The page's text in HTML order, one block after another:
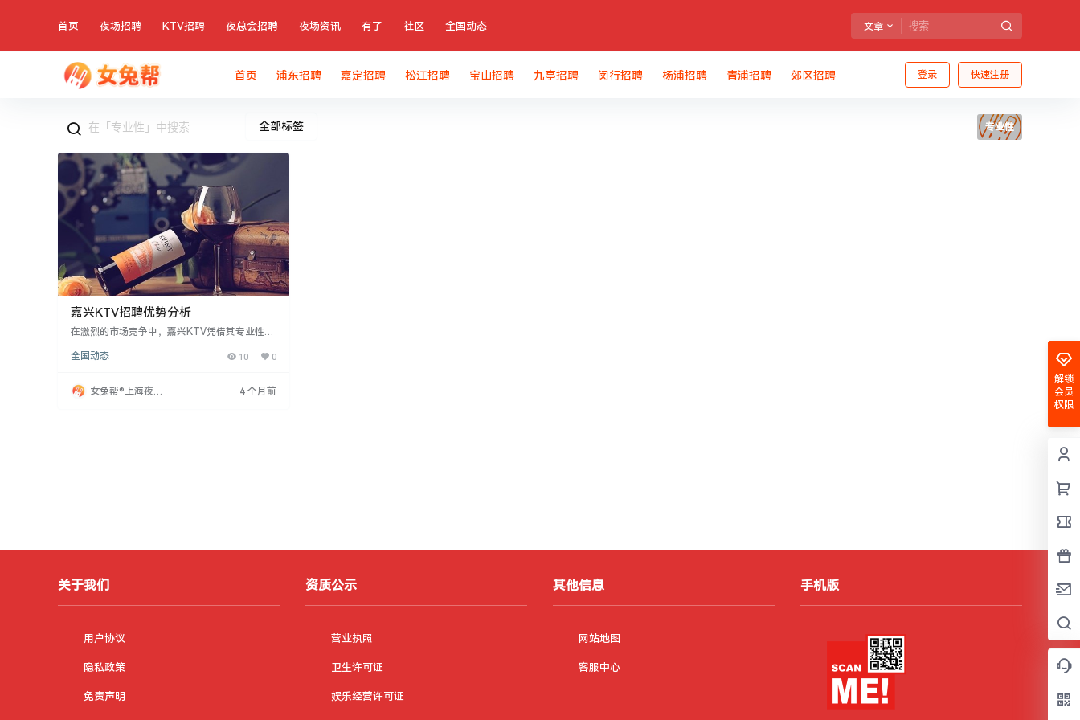
首页 夜场招聘 KTV招聘 夜总会招聘 夜场资讯 有了 社区 全国动态 文章
登录 快速注册
首页 浦东招聘 嘉定招聘 松江招聘 宝山招聘 九亭招聘 闵行招聘 杨浦招聘 青浦招聘 郊区招聘
全部标签 专业性
嘉兴KTV招聘优势分析
在激烈的市场竞争中，嘉兴KTV凭借其专业性脱
的服务体验。同时，站在消费者角度，注重提供
兴KTV还高度重视消费者隐私保护，采取措施确
保信息安全。这些优势使嘉兴KTV在众多娱乐场
全国动态 10 0
女兔帮®上海夜场
4 个月前
解锁
会员
权限
关于我们
用户协议
隐私政策
免责声明
资质公示
营业执照
卫生许可证
娱乐经营许可证
其他信息
网站地图
客服中心
手机版